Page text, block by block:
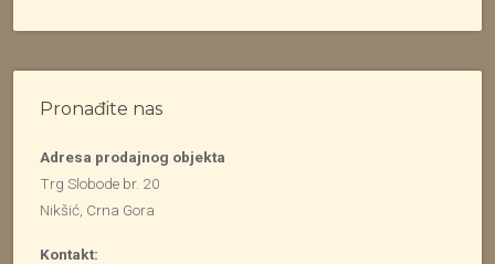
Pronađite nas
Adresa prodajnog objekta
Trg Slobode br. 20
Nikšić, Crna Gora
Kontakt: